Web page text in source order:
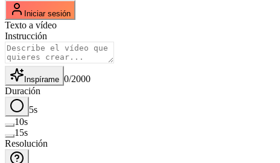
Iniciar sesión
Texto a vídeo
Instrucción
Inspírame 0/2000
Duración
5s
10s
15s
Resolución